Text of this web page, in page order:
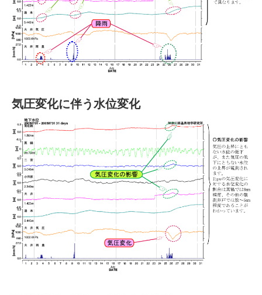
気圧変化に伴う水位変化